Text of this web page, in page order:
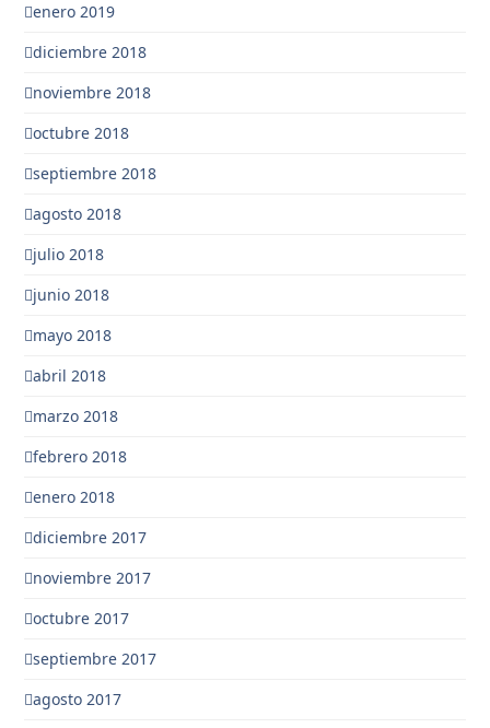
enero 2019
diciembre 2018
noviembre 2018
octubre 2018
septiembre 2018
agosto 2018
julio 2018
junio 2018
mayo 2018
abril 2018
marzo 2018
febrero 2018
enero 2018
diciembre 2017
noviembre 2017
octubre 2017
septiembre 2017
agosto 2017